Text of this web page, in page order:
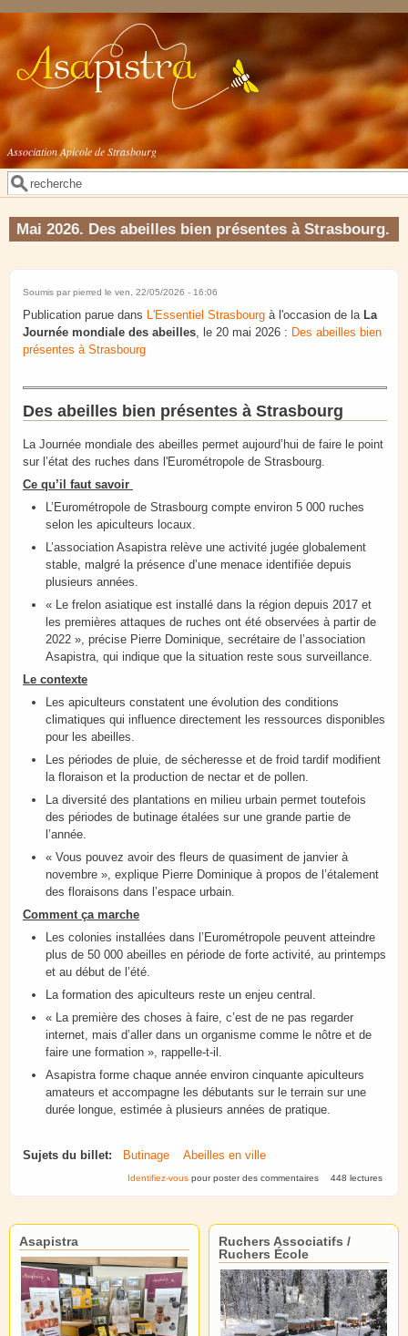
Aller au contenu principal
Association Apicole de Strasbourg
Formulaire de recherche
Rechercher
Mai 2026. Des abeilles bien présentes à Strasbourg.
Soumis par pierred le ven, 22/05/2026 - 16:06
Publication parue dans L'Essentiel Strasbourg à l'occasion de la La
Journée mondiale des abeilles, le 20 mai 2026 : Des abeilles bien
présentes à Strasbourg
Des abeilles bien présentes à Strasbourg
La Journée mondiale des abeilles permet aujourd’hui de faire le point
sur l’état des ruches dans l'Eurométropole de Strasbourg.
Ce qu’il faut savoir
L’Eurométropole de Strasbourg compte environ 5 000 ruches
selon les apiculteurs locaux.
L’association Asapistra relève une activité jugée globalement
stable, malgré la présence d’une menace identifiée depuis
plusieurs années.
« Le frelon asiatique est installé dans la région depuis 2017 et
les premières attaques de ruches ont été observées à partir de
2022 », précise Pierre Dominique, secrétaire de l’association
Asapistra, qui indique que la situation reste sous surveillance.
Le contexte
Les apiculteurs constatent une évolution des conditions
climatiques qui influence directement les ressources disponibles
pour les abeilles.
Les périodes de pluie, de sécheresse et de froid tardif modifient
la floraison et la production de nectar et de pollen.
La diversité des plantations en milieu urbain permet toutefois
des périodes de butinage étalées sur une grande partie de
l’année.
« Vous pouvez avoir des fleurs de quasiment de janvier à
novembre », explique Pierre Dominique à propos de l’étalement
des floraisons dans l’espace urbain.
Comment ça marche
Les colonies installées dans l’Eurométropole peuvent atteindre
plus de 50 000 abeilles en période de forte activité, au printemps
et au début de l’été.
La formation des apiculteurs reste un enjeu central.
« La première des choses à faire, c’est de ne pas regarder
internet, mais d’aller dans un organisme comme le nôtre et de
faire une formation », rappelle-t-il.
Asapistra forme chaque année environ cinquante apiculteurs
amateurs et accompagne les débutants sur le terrain sur une
durée longue, estimée à plusieurs années de pratique.
Sujets du billet: Butinage Abeilles en ville
Identifiez-vous pour poster des commentaires 448 lectures
Asapistra
Ruchers Associatifs /
Ruchers École